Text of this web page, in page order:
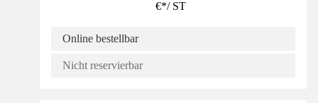
€*/ ST
Online bestellbar
Nicht reservierbar